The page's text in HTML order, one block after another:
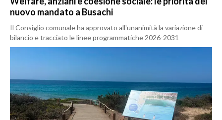
nuovo mandato a Busachi
Il Consiglio comunale ha approvato all'unanimità la variazione di
bilancio e tracciato le linee programmatiche 2026-2031